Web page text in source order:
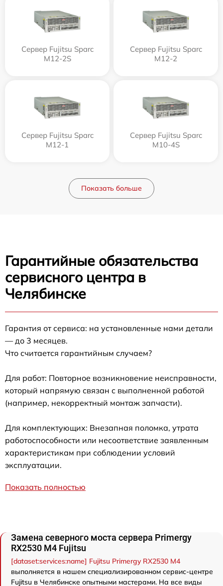
Сервер Fujitsu Sparc
M12-2S
Сервер Fujitsu Sparc
M12-2
Сервер Fujitsu Sparc
M12-1
Сервер Fujitsu Sparc
M10-4S
Показать больше
Гарантийные обязательства
сервисного центра в
Челябинске
Гарантия от сервиса: на установленные нами детали
— до 3 месяцев.
Что считается гарантийным случаем?
Для работ: Повторное возникновение неисправности,
который напрямую связан с выполненной работой
(например, некорректный монтаж запчасти).
Для комплектующих: Внезапная поломка, утрата
работоспособности или несоответствие заявленным
характеристикам при соблюдении условий
эксплуатации.
Показать полностью
Замена северного моста сервера Primergy
RX2530 M4 Fujitsu
[dataset:services:name] Fujitsu Primergy RX2530 M4
выполняется в нашем специализированном сервис-центре
Fujitsu в Челябинске опытными мастерами. На все виды